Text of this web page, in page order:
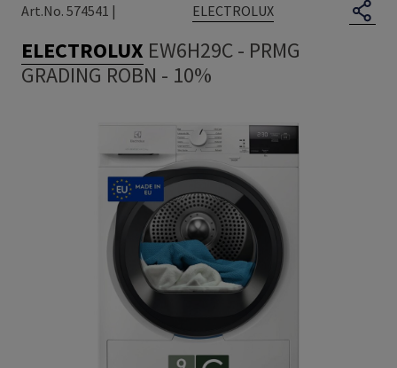
Art.No. 574541 |
ELECTROLUX
ELECTROLUX EW6H29C- PRMG
GRADING ROBN - 10%